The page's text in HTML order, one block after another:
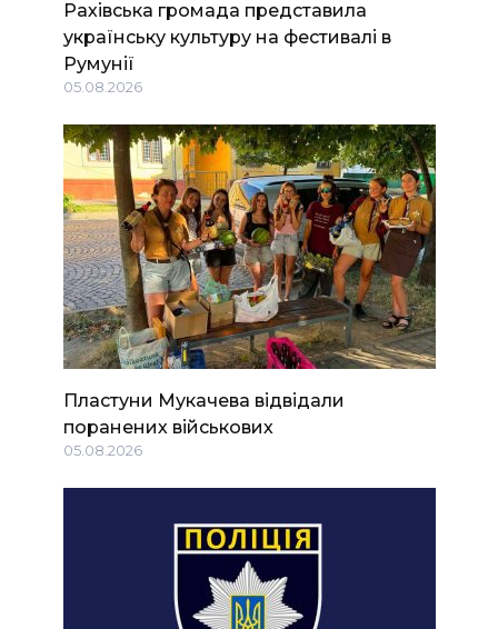
Рахівська громада представила
українську культуру на фестивалі в
Румунії
05.08.2026
Пластуни Мукачева відвідали
поранених військових
05.08.2026